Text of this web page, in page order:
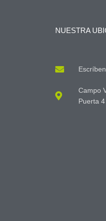
NUESTRA
Campo
Puerta